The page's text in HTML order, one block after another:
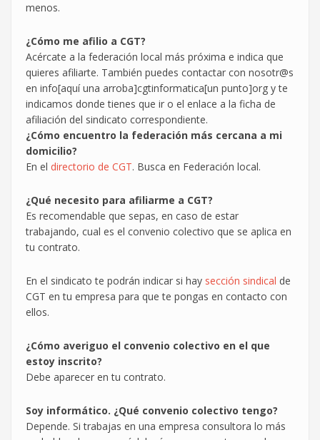
menos.
¿Cómo me afilio a CGT?
Acércate a la federación local más próxima e indica que
quieres afiliarte. También puedes contactar con nosotr@s
en info[aquí una arroba]cgtinformatica[un punto]org y te
indicamos donde tienes que ir o el enlace a la ficha de
afiliación del sindicato correspondiente.
¿Cómo encuentro la federación más cercana a mi
domicilio?
En el directorio de CGT. Busca en Federación local.
¿Qué necesito para afiliarme a CGT?
Es recomendable que sepas, en caso de estar
trabajando, cual es el convenio colectivo que se aplica en
tu contrato.
En el sindicato te podrán indicar si hay sección sindical de
CGT en tu empresa para que te pongas en contacto con
ellos.
¿Cómo averiguo el convenio colectivo en el que
estoy inscrito?
Debe aparecer en tu contrato.
Soy informático. ¿Qué convenio colectivo tengo?
Depende. Si trabajas en una empresa consultora lo más